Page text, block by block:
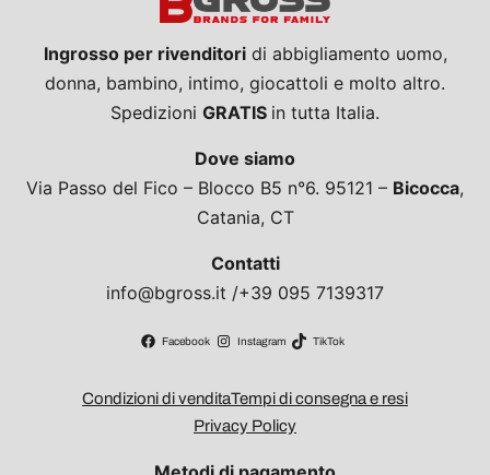
Ingrosso per rivenditoridi abbigliamento uomo,
donna, bambino, intimo, giocattoli e molto altro.
Spedizioni GRATIS in tutta Italia.
Dove siamo
Via Passo del Fico – Blocco B5 n°6. 95121 – Bicocca,
Catania, CT
Contatti
info@bgross.it /+39 095 7139317
Facebook Instagram TikTok
Condizioni di venditaTempi di consegna e resi
Privacy Policy